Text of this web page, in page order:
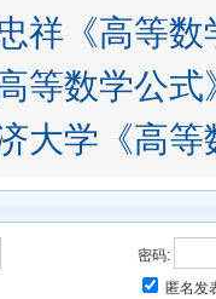
祥《高等
等数学公
大学《高
密码:
匿名发